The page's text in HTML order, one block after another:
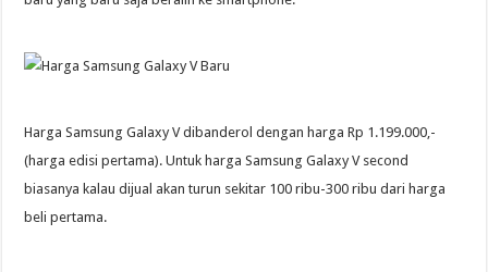
Harga Samsung Galaxy V dibanderol dengan harga Rp 1.199.000,-
(harga edisi pertama). Untuk harga Samsung Galaxy V second
biasanya kalau dijual akan turun sekitar 100 ribu-300 ribu dari harga
beli pertama.